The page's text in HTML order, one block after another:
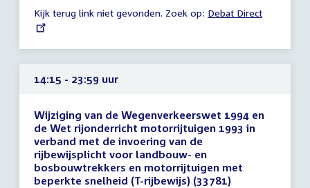
23:59
uur
Kijk terug link niet gevonden. Zoek op: External
Debat Direct
14:15 - 23:59 uur
Wijziging van de Wegenverkeerswet 1994 en
de Wet rijonderricht motorrijtuigen 1993 in
verband met de invoering van de
rijbewijsplicht voor landbouw- en
bosbouwtrekkers en motorrijtuigen met
beperkte snelheid (T-rijbewijs) (33781)